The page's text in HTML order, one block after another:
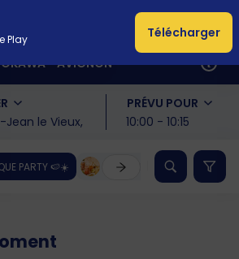
Play
Télécharger
- AVIGNON
Jean le Vieux, 84000, Avignon
PRÉVU POUR
10:00 - 10:15
PARTY 🍉☀️ VOTRE PAUSE